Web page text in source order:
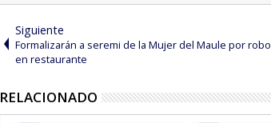
Siguiente
Formalizarán a seremi de la Mujer del Maule por robo
en restaurante
RELACIONADO